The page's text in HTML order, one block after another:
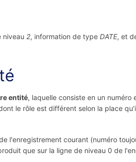
niveau 2, information de type DATE, et
entité, laquelle consiste en un numéro
le rôle est différent selon la place
l'enregistrement courant (numéro
que sur la ligne de niveau 0 de